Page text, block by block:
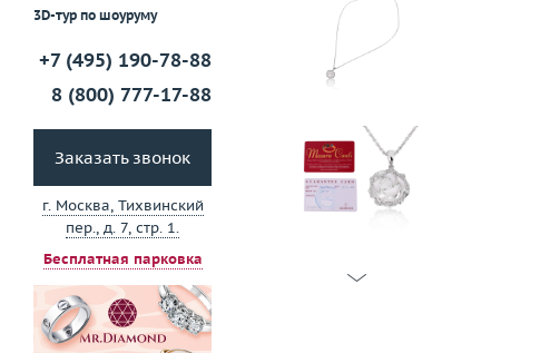
3D-тур по шоуруму
+7 (495) 190-78-88
8 (800) 777-17-88
Заказать звонок
г. Москва, Тихвинский
пер., д. 7, стр. 1.
Бесплатная парковка